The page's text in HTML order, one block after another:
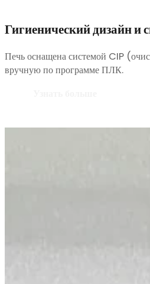
Гигиенический дизайн и
Печь оснащена системой CIP
вручную по программе ПЛК.